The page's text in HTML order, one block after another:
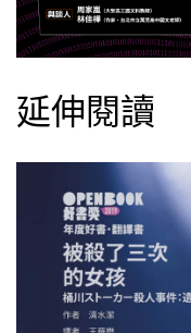
延伸閱讀